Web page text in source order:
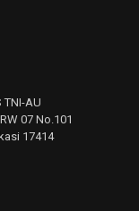
TNI-AU
07 No.101
17414